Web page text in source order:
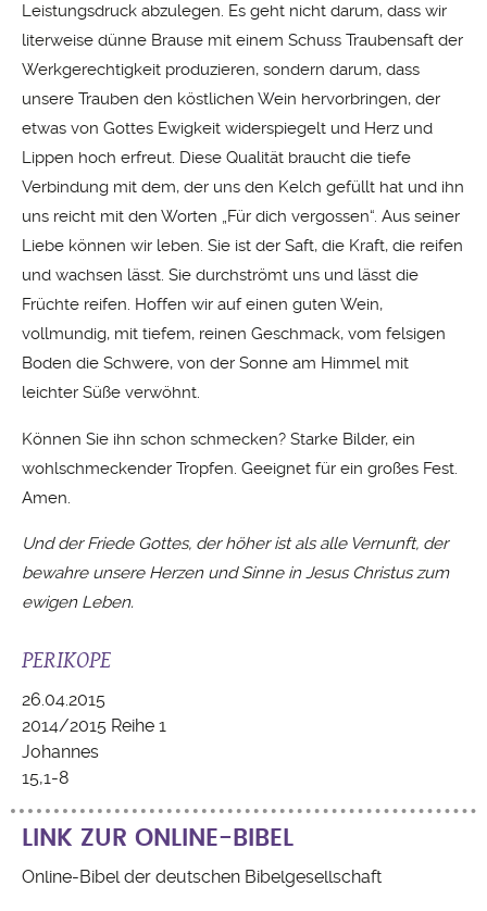
Leistungsdruck abzulegen. Es geht nicht darum, dass wir
literweise dünne Brause mit einem Schuss Traubensaft der
Werkgerechtigkeit produzieren, sondern darum, dass
unsere Trauben den köstlichen Wein hervorbringen, der
etwas von Gottes Ewigkeit widerspiegelt und Herz und
Lippen hoch erfreut. Diese Qualität braucht die tiefe
Verbindung mit dem, der uns den Kelch gefüllt hat und ihn
uns reicht mit den Worten „Für dich vergossen“. Aus seiner
Liebe können wir leben. Sie ist der Saft, die Kraft, die reifen
und wachsen lässt. Sie durchströmt uns und lässt die
Früchte reifen. Hoffen wir auf einen guten Wein,
vollmundig, mit tiefem, reinen Geschmack, vom felsigen
Boden die Schwere, von der Sonne am Himmel mit
leichter Süße verwöhnt.
Können Sie ihn schon schmecken? Starke Bilder, ein
wohlschmeckender Tropfen. Geeignet für ein großes Fest.
Amen.
Und der Friede Gottes, der höher ist als alle Vernunft, der
bewahre unsere Herzen und Sinne in Jesus Christus zum
ewigen Leben.
PERIKOPE
26.04.2015
2014/2015 Reihe 1
Johannes
15,1-8
LINK ZUR ONLINE-BIBEL
Online-Bibel der deutschen Bibelgesellschaft